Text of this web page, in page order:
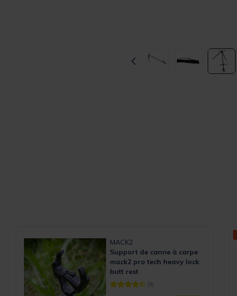
MACK2
Support de canne à carpe
mack2 pro tech heavy lock
butt rest
[object Object] out of 5 Customer Rating
(9)